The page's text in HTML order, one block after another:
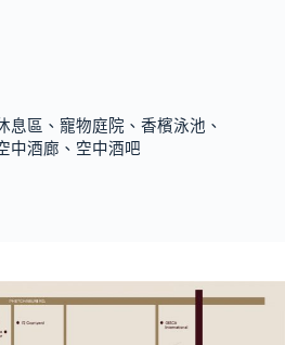
息區、寵物庭院、香檳泳池、
中酒廊、空中酒吧